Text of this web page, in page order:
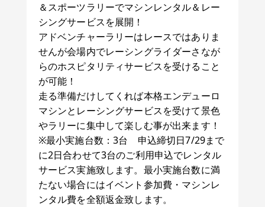
＆スポーツラリーでマシンレンタル＆レー
シングサービスを展開！
アドベンチャーラリーはレースではありま
せんが会場内でレーシングライダーさなが
らのホスピタリティサービスを受けること
が可能！
走る準備だけしてくれば本格エンデューロ
マシンとレーシングサービスを受けて景色
やラリーに集中して楽しむ事が出来ます！
※最小実施台数：3台 申込締切日7/29まで
に2日合わせて3台のご利用申込でレンタル
サービス実施致します。最小実施台数に満
たない場合にはイベント参加費・マシンレ
ンタル費を全額返金致します。